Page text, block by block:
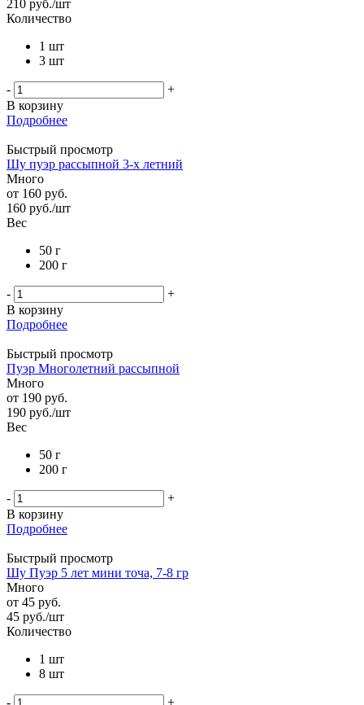
210 руб./шт
Количество
1 шт
3 шт
-
+
В корзину
Подробнее
Быстрый просмотр
Шу пуэр рассыпной 3-х летний
Много
от 160 руб.
160 руб./шт
Вес
50 г
200 г
-
+
В корзину
Подробнее
Быстрый просмотр
Пуэр Многолетний рассыпной
Много
от 190 руб.
190 руб./шт
Вес
50 г
200 г
-
+
В корзину
Подробнее
Быстрый просмотр
Шу Пуэр 5 лет мини точа, 7-8 гр
Много
от 45 руб.
45 руб./шт
Количество
1 шт
8 шт
-
+